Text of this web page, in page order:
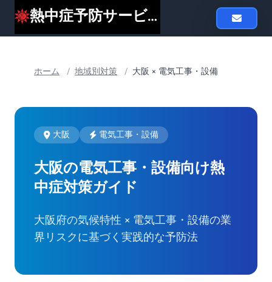
熱中症予防サービスheat119
ホーム / 地域別対策 / 大阪 × 電気工事・設備
大阪 電気工事・設備
大阪の電気工事・設備向け熱
中症対策ガイド
大阪府の気候特性 × 電気工事・設備の業
界リスクに基づく実践的な予防法